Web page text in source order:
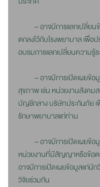
– อาจมีการแลกเปลี่ยน
ตกลงไว้กับโรงพยาบาล เพื่อ
อบรมการแลกเปลี่ยนความรู้ร
– อาจมีการเปิดเผยข้อมู
สุขภาพ เช่น หน่วยงานสังคม
บัญชีกลาง บริษัทประกันภัย เ
รักษาพยาบาลแก่ท่าน
– อาจมีการเปิดเผยข้อ
หน่วยงานที่มีสัญญาหรือข้อต
อาจมีการเปิดเผยข้อมูลแก่นั
วิจัยร่วมกัน